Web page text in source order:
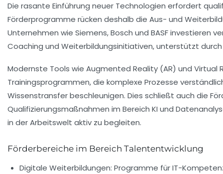
Die rasante Einführung neuer Technologien erfordert
Förderprogramme rücken deshalb die Aus- und
Unternehmen wie Siemens, Bosch und BASF investieren
Coaching und Weiterbildungsinitiativen, unterstützt
Modernste Tools wie Augmented Reality (AR) und Virtual
Trainingsprogrammen, die komplexe Prozesse
Wissenstransfer beschleunigen. Dies schließt auch die
Qualifizierungsmaßnahmen im Bereich KI und
in der Arbeitswelt aktiv zu begleiten.
Förderbereiche im Bereich Talententwicklung
Digitale Weiterbildungen: Programme für IT-